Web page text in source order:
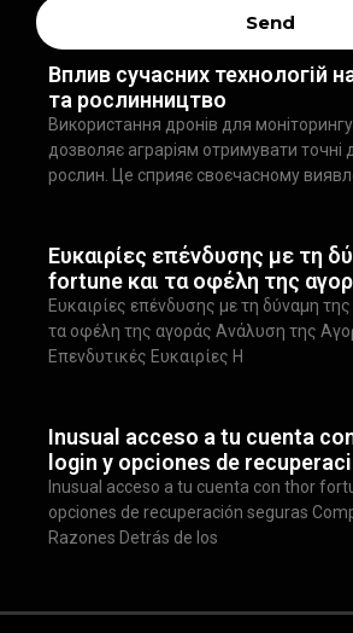
Send
Вплив сучасних технологій
та рослинництво
Використання дронів для моніторингу
дозволяє аграріям отримувати точні
рослин. Це сприяє своєчасному
Ευκαιρίες επένδυσης με τη
fortune και τα οφέλη της
Ευκαιρίες επένδυσης με τη δύναμη
τα οφέλη της αγοράς Ανάλυση της
Επενδυτικές Ευκαιρίες Η
Inusual acceso a tu cuenta
login y opciones de
Inusual acceso a tu cuenta con thor
opciones de recuperación seguras
Razones Detrás de los